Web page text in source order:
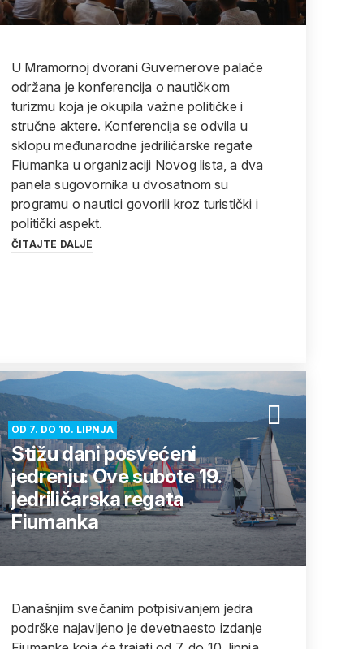
U Mramornoj dvorani Guvernerove palače
održana je konferencija o nautičkom
turizmu koja je okupila važne političke i
stručne aktere. Konferencija se odvila u
sklopu međunarodne jedriličarske regate
Fiumanka u organizaciji Novog lista, a dva
panela sugovornika u dvosatnom su
programu o nautici govorili kroz turistički i
politički aspekt.
ČITAJTE DALJE
OD 7. DO 10. LIPNJA
Stižu dani posvećeni
jedrenju: Ove subote 19.
jedriličarska regata
Fiumanka
Današnjim svečanim potpisivanjem jedra
podrške najavljeno je devetnaesto izdanje